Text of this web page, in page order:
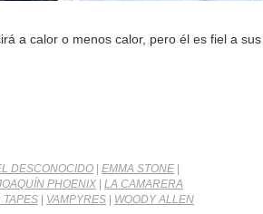
a calor o menos calor, pero él es fiel a
DESCONOCIDO EMMA STONE
PHOENIX
LA CAMARERA
TAPES VAMPYRES WOODY ALLEN